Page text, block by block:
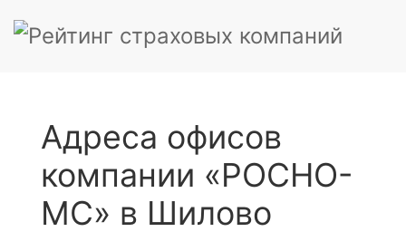
Адреса офисов
компании «РОСНО-
МС» в Шилово